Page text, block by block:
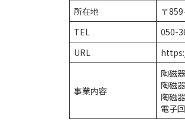
所在地
〒
TEL
050-
URL
事業内容
陶磁
陶磁
陶磁
電子